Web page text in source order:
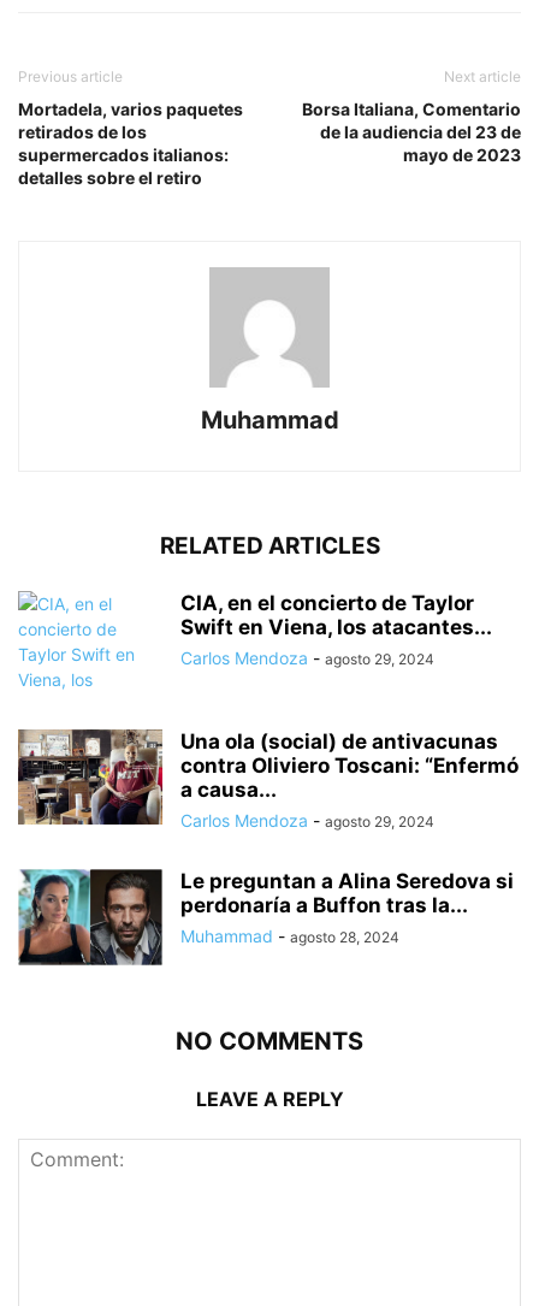
Previous article
Mortadela, varios paquetes
retirados de los
supermercados italianos:
detalles sobre el retiro
Next article
Borsa Italiana, Comentario
de la audiencia del 23 de
mayo de 2023
Muhammad
RELATED ARTICLES
CIA, en el concierto de Taylor
Swift en Viena, los atacantes...
Carlos Mendoza - agosto 29, 2024
Una ola (social) de antivacunas
contra Oliviero Toscani: “Enfermó
a causa...
Carlos Mendoza - agosto 29, 2024
Le preguntan a Alina Seredova si
perdonaría a Buffon tras la...
Muhammad - agosto 28, 2024
NO COMMENTS
LEAVE A REPLY